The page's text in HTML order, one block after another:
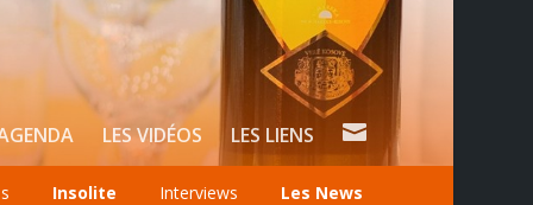
LES VIDÉOS LES LIENS 
Insolite Interviews Les News